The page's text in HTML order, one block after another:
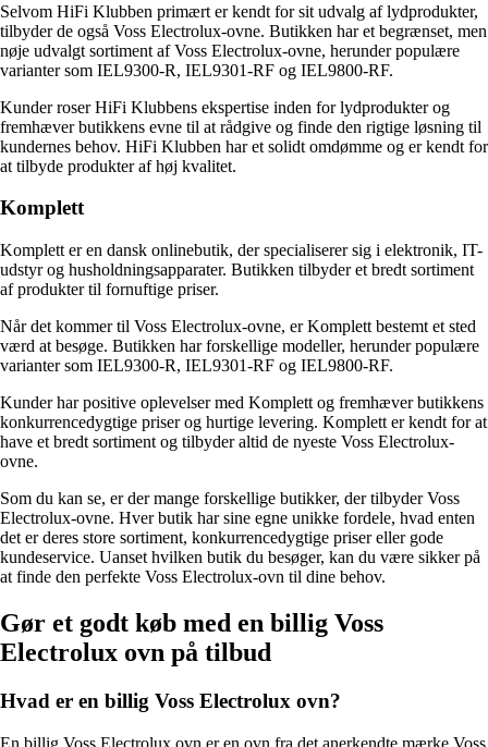
Selvom HiFi Klubben primært er kendt for sit udvalg af lydprodukter,
tilbyder de også Voss Electrolux-ovne. Butikken har et begrænset, men
nøje udvalgt sortiment af Voss Electrolux-ovne, herunder populære
varianter som IEL9300-R, IEL9301-RF og IEL9800-RF.
Kunder roser HiFi Klubbens ekspertise inden for lydprodukter og
fremhæver butikkens evne til at rådgive og finde den rigtige løsning til
kundernes behov. HiFi Klubben har et solidt omdømme og er kendt for
at tilbyde produkter af høj kvalitet.
Komplett
Komplett er en dansk onlinebutik, der specialiserer sig i elektronik, IT-
udstyr og husholdningsapparater. Butikken tilbyder et bredt sortiment
af produkter til fornuftige priser.
Når det kommer til Voss Electrolux-ovne, er Komplett bestemt et sted
værd at besøge. Butikken har forskellige modeller, herunder populære
varianter som IEL9300-R, IEL9301-RF og IEL9800-RF.
Kunder har positive oplevelser med Komplett og fremhæver butikkens
konkurrencedygtige priser og hurtige levering. Komplett er kendt for at
have et bredt sortiment og tilbyder altid de nyeste Voss Electrolux-
ovne.
Som du kan se, er der mange forskellige butikker, der tilbyder Voss
Electrolux-ovne. Hver butik har sine egne unikke fordele, hvad enten
det er deres store sortiment, konkurrencedygtige priser eller gode
kundeservice. Uanset hvilken butik du besøger, kan du være sikker på
at finde den perfekte Voss Electrolux-ovn til dine behov.
Gør et godt køb med en billig Voss
Electrolux ovn på tilbud
Hvad er en billig Voss Electrolux ovn?
En billig Voss Electrolux ovn er en ovn fra det anerkendte mærke Voss